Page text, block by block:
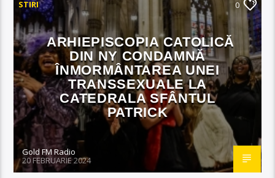
STIRI 0
ARHIEPISCOPIA CATOLICĂ
DIN NY CONDAMNĂ
ÎNMORMÂNTAREA UNEI
TRANSSEXUALE LA
CATEDRALA SFÂNTUL
PATRICK
Gold FM Radio
20 FEBRUARIE 2024